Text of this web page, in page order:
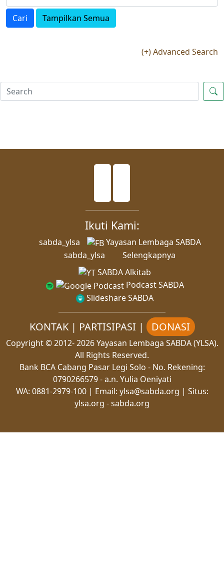
Cari Tampilkan Semua
(+) Advanced Search
Ikuti Kami:
sabda_ylsa
Yayasan Lembaga SABDA
sabda_ylsa
Selengkapnya
SABDA Alkitab
Podcast SABDA
Slideshare SABDA
KONTAK| PARTISIPASI | DONASI
Copyright© 2012-2026Yayasan Lembaga SABDA (YLSA).
All Rights Reserved.
Bank BCA Cabang Pasar Legi Solo - No. Rekening:
0790266579 - a.n. Yulia Oeniyati
WA: 0881-2979-100| Email: ylsa@sabda.org | Situs:
ylsa.org -sabda.org